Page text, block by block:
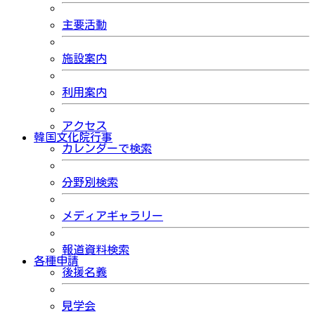
主要活動
施設案内
利用案内
アクセス
韓国文化院行事
カレンダーで検索
分野別検索
メディアギャラリー
報道資料検索
各種申請
後援名義
見学会